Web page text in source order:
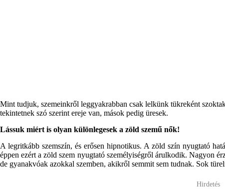
Mint tudjuk, szemeinkről leggyakrabban csak lelkünk tükreként
tekintetnek szó szerint ereje van, mások pedig üresek.
Lássuk miért is olyan különlegesek a zöld szemű nők!
A legritkább szemszín, és erősen hipnotikus. A zöld szín nyugtató
éppen ezért a zöld szem nyugtató személyiségről árulkodik. Nagyon
de gyanakvóak azokkal szemben, akikről semmit sem tudnak. Sok
Hirdetés